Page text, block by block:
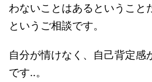
わないことはあるということ
というご相談です。
自分が情けなく、自己背定感
です‥。